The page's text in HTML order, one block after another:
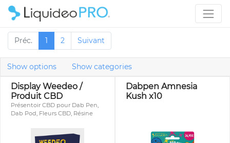
Préc. 1 2 Suivant
Show options Show categories
Display Weedeo /
Produit CBD
Présentoir CBD pour Dab Pen,
Dab Pod, Fleurs CBD, Résine
Dabpen Amnesia
Kush x10